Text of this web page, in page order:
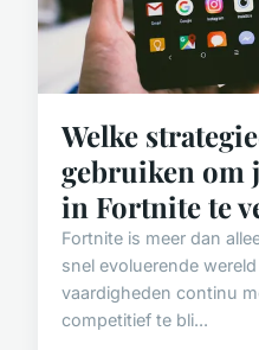
Welke
gebruiken om
in Fortnite te
Fortnite is meer dan
snel evoluerende
vaardigheden continu
competitief te bli...